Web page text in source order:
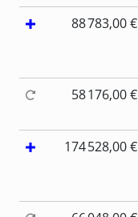
88 783,00 €
58 176,00 €
174 528,00 €